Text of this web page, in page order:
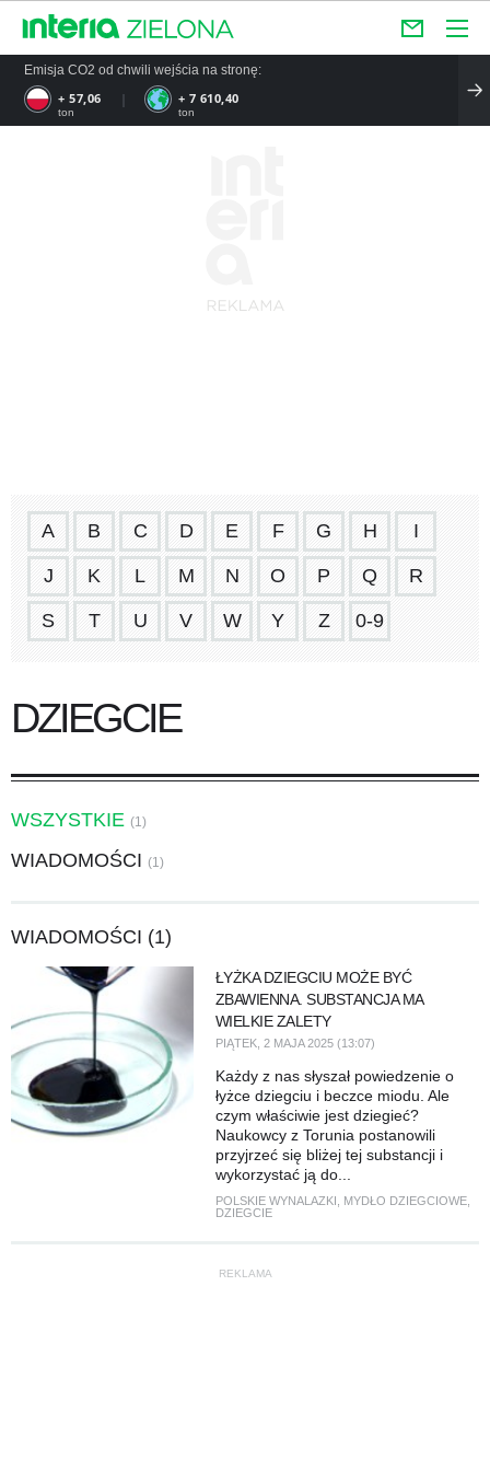
Emisja CO2 od chwili wejścia na stronę:
+ 57,06
ton
+ 7 610,40
ton
A B C D E F G H I
J K L M N O P Q R
S T U V W Y Z 0-9
DZIEGCIE
WSZYSTKIE (1)
WIADOMOŚCI (1)
WIADOMOŚCI (1)
ŁYŻKA DZIEGCIU MOŻE BYĆ
ZBAWIENNA. SUBSTANCJA MA
WIELKIE ZALETY
PIĄTEK, 2 MAJA 2025 (13:07)
Każdy z nas słyszał powiedzenie o
łyżce dziegciu i beczce miodu. Ale
czym właściwie jest dziegieć?
Naukowcy z Torunia postanowili
przyjrzeć się bliżej tej substancji i
wykorzystać ją do...
POLSKIE WYNALAZKI MYDŁO DZIEGCIOWE,
DZIEGCIE
REKLAMA